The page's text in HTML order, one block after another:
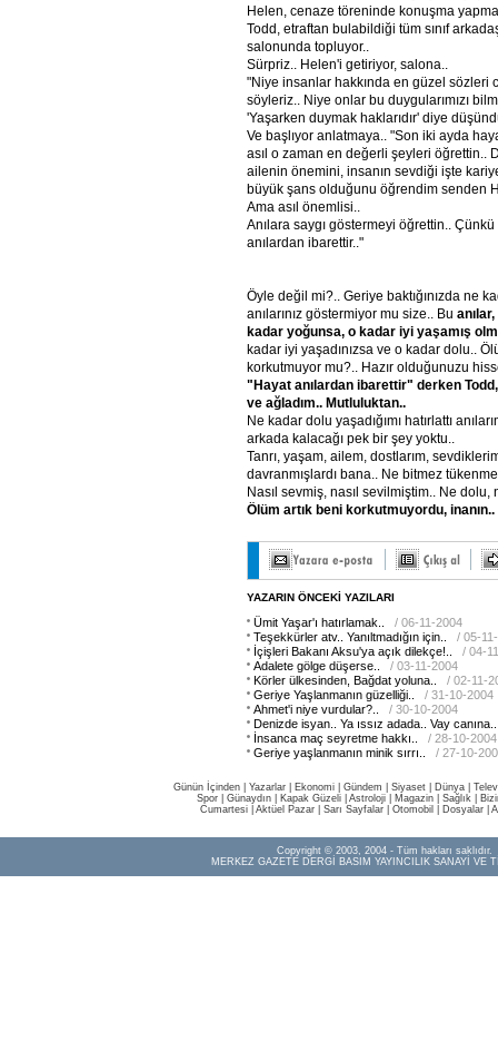
Helen, cenaze töreninde konuşma
Todd, etraftan bulabildiği tüm sınıf
salonunda topluyor..
Sürpriz.. Helen'i getiriyor, salona..
"Niye insanlar hakkında en güzel sözleri
söyleriz.. Niye onlar bu duygularımızı
'Yaşarken duymak haklarıdır' diye
Ve başlıyor anlatmaya.. "Son iki ayda
asıl o zaman en değerli şeyleri öğrettin..
ailenin önemini, insanın sevdiği işte
büyük şans olduğunu öğrendim senden
Ama asıl önemlisi..
Anılara saygı göstermeyi öğrettin..
anılardan ibarettir.."
Öyle değil mi?.. Geriye baktığınızda ne
anılarınız göstermiyor mu size.. Bu
kadar yoğunsa, o kadar iyi yaşamış
kadar iyi yaşadınızsa ve o kadar dolu..
korkutmuyor mu?.. Hazır olduğunuzu
"Hayat anılardan ibarettir" derken
ve ağladım.. Mutluluktan..
Ne kadar dolu yaşadığımı hatırlattı
arkada kalacağı pek bir şey yoktu..
Tanrı, yaşam, ailem, dostlarım,
davranmışlardı bana.. Ne bitmez
Nasıl sevmiş, nasıl sevilmiştim.. Ne dolu,
Ölüm artık beni korkutmuyordu, inanın..
YAZARIN ÖNCEKİ YAZILARI
Ümit Yaşar'ı hatırlamak..
/ 06-11-2004
Teşekkürler atv.. Yanıltmadığın için..
/ 05-
İçişleri Bakanı Aksu'ya açık dilekçe!..
/ 04-
Adalete gölge düşerse..
/ 03-11-2004
Körler ülkesinden, Bağdat yoluna..
/ 02-11-
Geriye Yaşlanmanın güzelliği..
/ 31-10-2004
Ahmet'i niye vurdular?..
/ 30-10-2004
Denizde isyan.. Ya ıssız adada.. Vay canına..
İnsanca maç seyretme hakkı..
/ 28-10-2004
Geriye yaşlanmanın minik sırrı..
/ 27-10-
Günün İçinden Yazarlar Ekonomi Gündem Siyaset Dünya |
Spor
Günaydın Kapak Güzeli Astroloji Magazin Sağlık
Cumartesi| Aktüel Pazar| Sarı Sayfalar| Otomobil Dosyalar|
Copyright © 2003, 2004 - Tüm hakları saklıdır.
MERKEZ GAZETE DERGİ BASIM YAYINCILIK SANAYİ VE